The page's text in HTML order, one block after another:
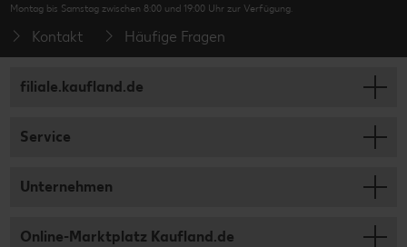
Montag bis Samstag zwischen 8:00 und 19:00 Uhr zur Verfügung.
Kontakt Häufige Fragen
filiale.kaufland.de
Service
Unternehmen
Online-Marktplatz Kaufland.de